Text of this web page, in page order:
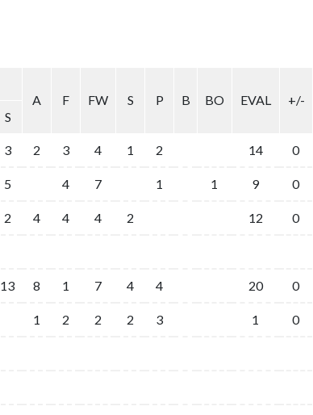
A
F FW S P B BO EVAL
+/-
S
3 2 3 4 1 2 14 0
5 4 7 1 1 9 0
2 4 4 4 2 12 0
13 8 1 7 4 4 20 0
1 2 2 2 3 1 0